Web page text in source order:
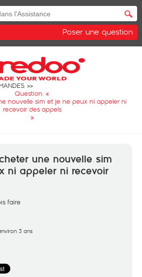
Poser une question
Question: «
nouvelle sim et je ne peux ni appeler ni
recevoir des appels
»
une nouvelle sim
ni appeler ni recevoir
faire
3 ans